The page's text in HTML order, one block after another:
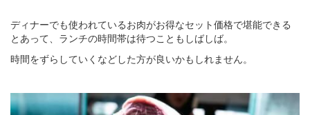
ディナーでも使われているお肉がお得なセット価格で堪能できる
とあって、ランチの時間帯は待つこともしばしば。
時間をずらしていくなどした方が良いかもしれません。